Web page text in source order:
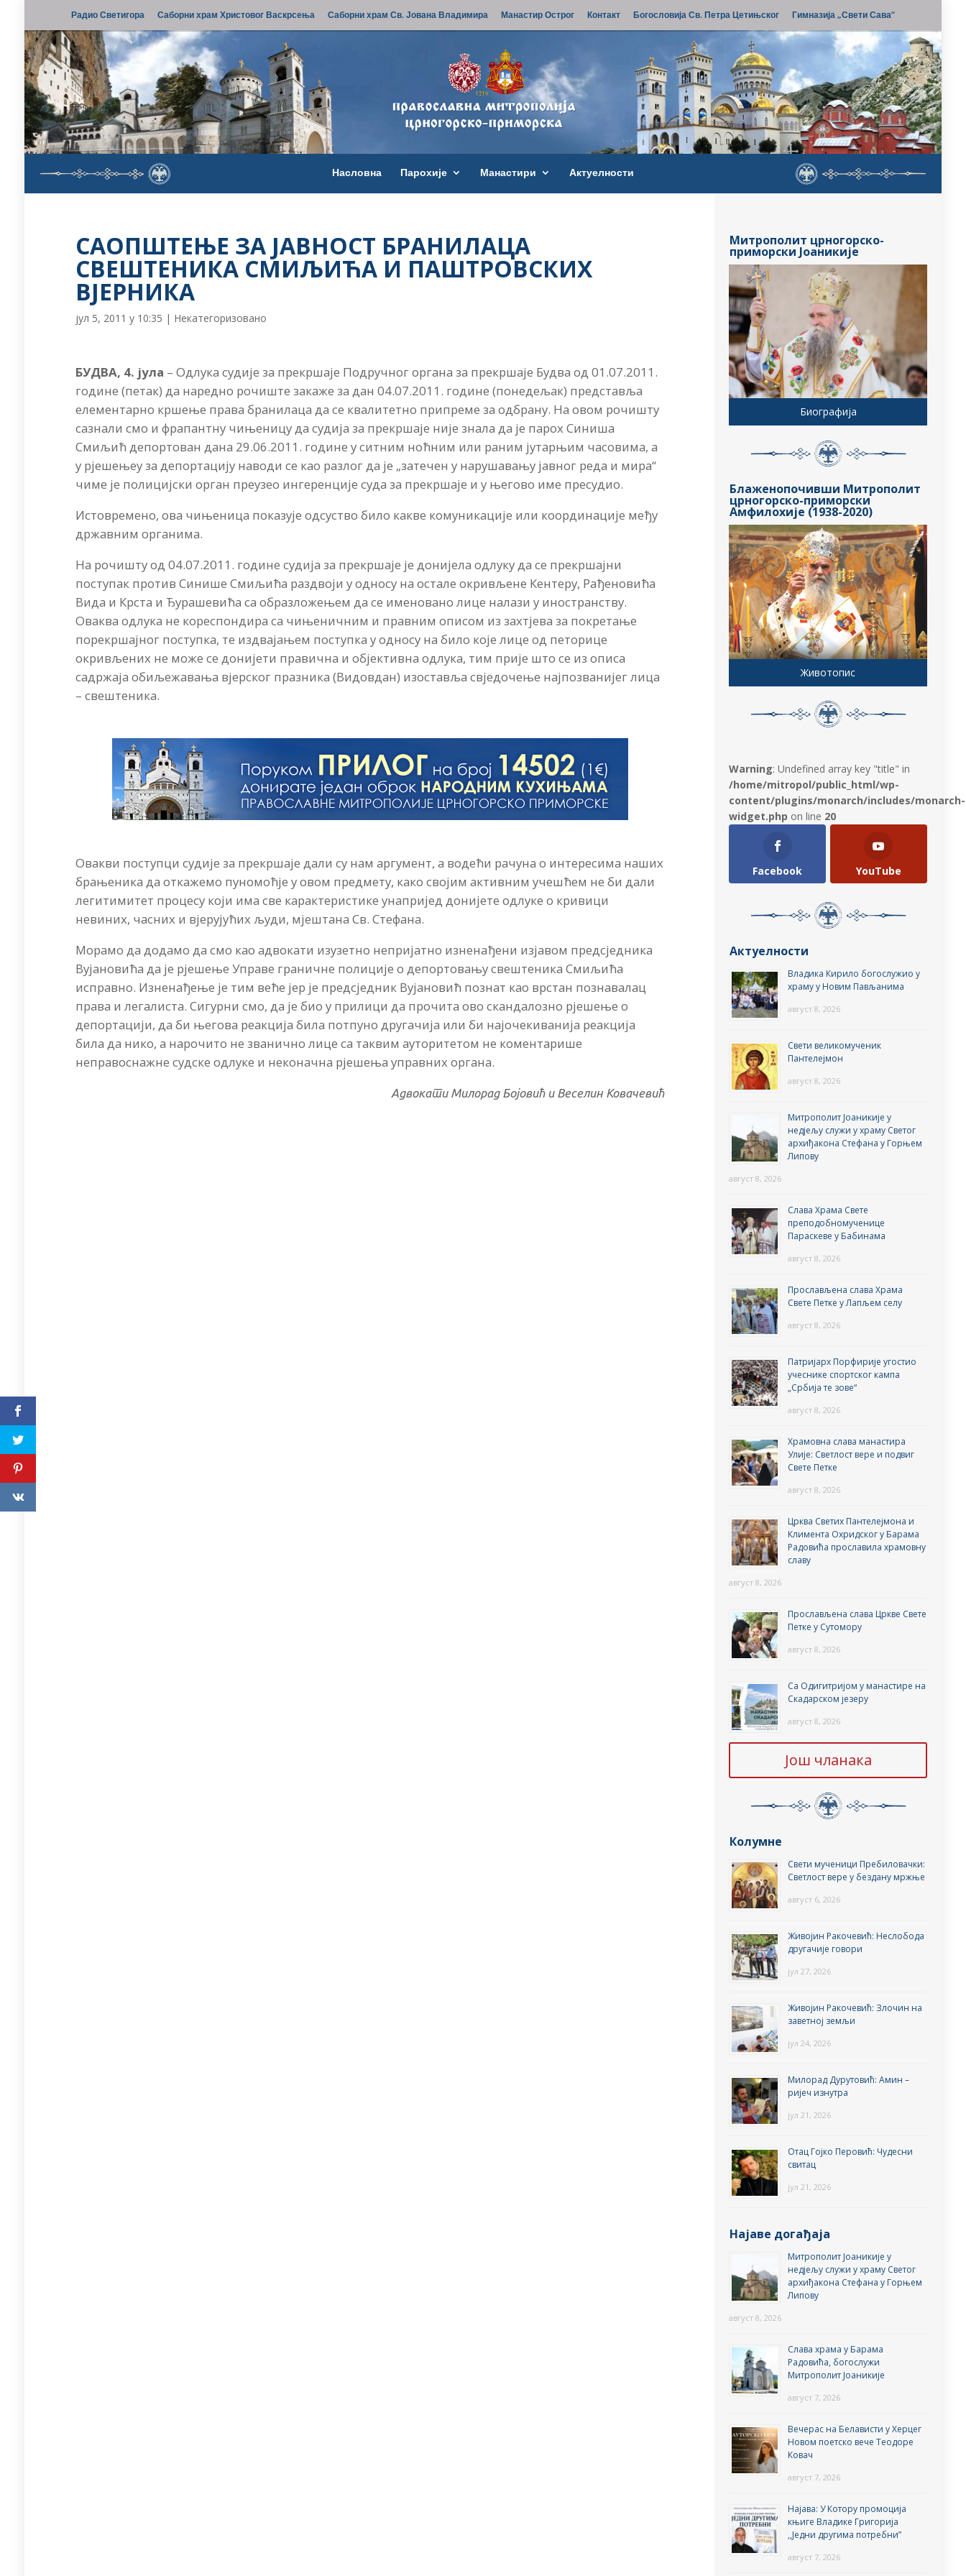
Радио Светигора Саборни храм Христовог Васкрсења Саборни храм Св. Јована Владимира Манастир Острог Контакт Богословија Св. Петра Цетињског Гимназија „Свети Сава“
Насловна Парохије Манастири Актуелности
САОПШТЕЊЕ ЗА ЈАВНОСТ БРАНИЛАЦА
СВЕШТЕНИКА СМИЉИЋА И ПАШТРОВСКИХ
ВЈЕРНИКА
јул 5, 2011 у 10:35 | Некатегоризовано
БУДВА, 4. јула – Одлука судије за прекршаје Подручног органа за прекршаје Будва од 01.07.2011.
године (петак) да наредно рочиште закаже за дан 04.07.2011. године (понедељак) представља
елементарно кршење права бранилаца да се квалитетно припреме за одбрану. На овом рочишту
сазнали смо и фрапантну чињеницу да судија за прекршаје није знала да је парох Синиша
Смиљић депортован дана 29.06.2011. године у ситним ноћним или раним јутарњим часовима, а
у рјешењеу за депортацију наводи се као разлог да је „затечен у нарушавању јавног реда и мира“
чиме је полицијски орган преузео ингеренције суда за прекршаје и у његово име пресудио.
Истовремено, ова чињеница показује одсуство било какве комуникације или координације међу
државним органима.
На рочишту од 04.07.2011. године судија за прекршаје је донијела одлуку да се прекршајни
поступак против Синише Смиљића раздвоји у односу на остале окривљене Кентеру, Рађеновића
Вида и Крста и Ђурашевића са образложењем да се именовано лице налази у иностранству.
Оваква одлука не кореспондира са чињеничним и правним описом из захтјева за покретање
порекршајног поступка, те издвајањем поступка у односу на било које лице од петорице
окривљених не може се донијети правична и објективна одлука, тим прије што се из описа
садржаја обиљежавања вјерског празника (Видовдан) изоставља свједочење најпозванијег лица
– свештеника.
Овакви поступци судије за прекршаје дали су нам аргумент, а водећи рачуна о интересима наших
брањеника да откажемо пуномоћје у овом предмету, како својим активним учешћем не би дали
легитимитет процесу који има све карактеристике унапријед донијете одлуке о кривици
невиних, часних и вјерујућих људи, мјештана Св. Стефана.
Морамо да додамо да смо као адвокати изузетно непријатно изненађени изјавом предсједника
Вујановића да је рјешење Управе граничне полиције о депортовању свештеника Смиљића
исправно. Изненађење је тим веће јер је предсједник Вујановић познат као врстан познавалац
права и легалиста. Сигурни смо, да је био у прилици да прочита ово скандалозно рјешење о
депортацији, да би његова реакција била потпуно другачија или би најочекиванија реакција
била да нико, а нарочито не званично лице са таквим ауторитетом не коментарише
неправоснажне судске одлуке и неконачна рјешења управних органа.
Адвокати Милорад Бојовић и Веселин Ковачевић
Митрополит црногорско-
приморски Јоаникије
Биографија
Блаженопочивши Митрополит
црногорско-приморски
Амфилохије (1938-2020)
Животопис
Warning: Undefined array key "title" in
/home/mitropol/public_html/wp-
content/plugins/monarch/includes/monarch-
widget.php on line 20
Facebook YouTube
Актуелности
Владика Кирило богослужио у
храму у Новим Пављанима
август 8, 2026
Свети великомученик
Пантелејмон
август 8, 2026
Митрополит Јоаникије у
недјељу служи у храму Светог
архиђакона Стефана у Горњем
Липову
август 8, 2026
Слава Храма Свете
преподобномученице
Параскеве у Бабинама
август 8, 2026
Прослављена слава Храма
Свете Петке у Лапљем селу
август 8, 2026
Патријарх Порфирије угостио
учеснике спортског кампа
„Србија те зове“
август 8, 2026
Храмовна слава манастира
Улије: Светлост вере и подвиг
Свете Петке
август 8, 2026
Црква Светих Пантелејмона и
Климента Охридског у Барама
Радовића прославила храмовну
славу
август 8, 2026
Прослављена слава Цркве Свете
Петке у Сутомору
август 8, 2026
Са Одигитријом у манастире на
Скадарском језеру
август 8, 2026
Још чланака
Колумне
Свети мученици Пребиловачки:
Светлост вере у бездану мржње
август 6, 2026
Живојин Ракочевић: Неслобода
другачије говори
јул 27, 2026
Живојин Ракочевић: Злочин на
заветној земљи
јул 24, 2026
Милорад Дурутовић: Амин –
ријеч изнутра
јул 21, 2026
Отац Гојко Перовић: Чудесни
свитац
јул 21, 2026
Најаве догађаја
Митрополит Јоаникије у
недјељу служи у храму Светог
архиђакона Стефана у Горњем
Липову
август 8, 2026
Слава храма у Барама
Радовића, богослужи
Митрополит Јоаникије
август 7, 2026
Вечерас на Белависти у Херцег
Новом поетско вече Теодоре
Ковач
август 7, 2026
Најава: У Котору промоција
књиге Владике Григорија
,,Једни другима потребни”
август 7, 2026